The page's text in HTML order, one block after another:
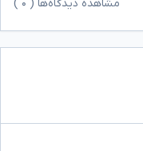
مشاهده دیدگاه‌ها ( ۰